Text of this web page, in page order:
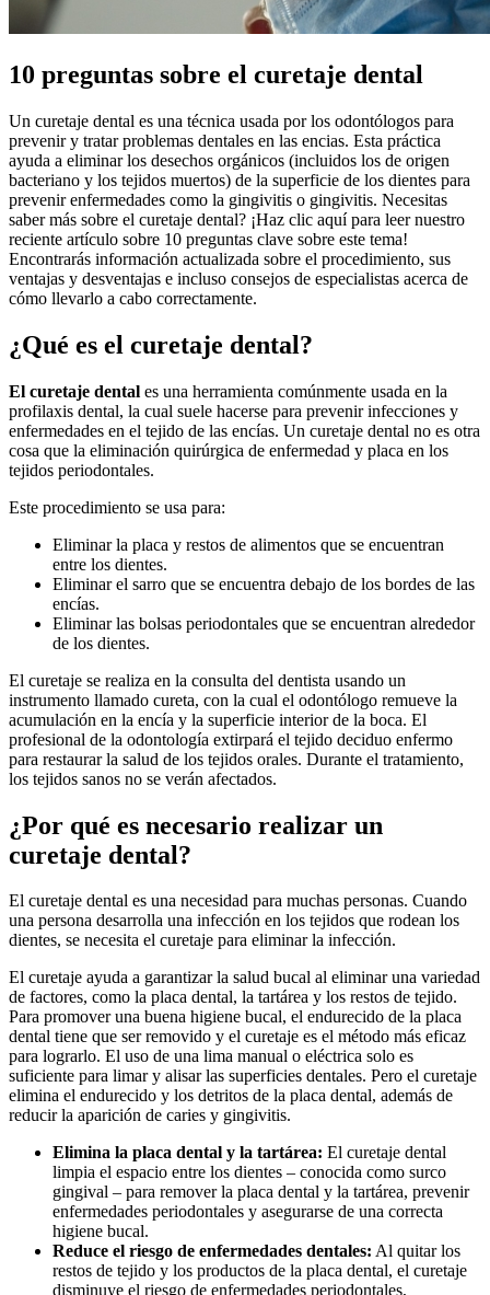
10 preguntas sobre el curetaje dental
Un curetaje dental es una técnica usada por los odontólogos para
prevenir y tratar problemas dentales en las encias. Esta práctica
ayuda a eliminar los desechos orgánicos (incluidos los de origen
bacteriano y los tejidos muertos) de la superficie de los dientes para
prevenir enfermedades como la gingivitis o gingivitis. Necesitas
saber más sobre el curetaje dental? ¡Haz clic aquí para leer nuestro
reciente artículo sobre 10 preguntas clave sobre este tema!
Encontrarás información actualizada sobre el procedimiento, sus
ventajas y desventajas e incluso consejos de especialistas acerca de
cómo llevarlo a cabo correctamente.
¿Qué es el curetaje dental?
El curetaje dental es una herramienta comúnmente usada en la
profilaxis dental, la cual suele hacerse para prevenir infecciones y
enfermedades en el tejido de las encías. Un curetaje dental no es otra
cosa que la eliminación quirúrgica de enfermedad y placa en los
tejidos periodontales.
Este procedimiento se usa para:
Eliminar la placa y restos de alimentos que se encuentran
entre los dientes.
Eliminar el sarro que se encuentra debajo de los bordes de las
encías.
Eliminar las bolsas periodontales que se encuentran alrededor
de los dientes.
El curetaje se realiza en la consulta del dentista usando un
instrumento llamado cureta, con la cual el odontólogo remueve la
acumulación en la encía y la superficie interior de la boca. El
profesional de la odontología extirpará el tejido deciduo enfermo
para restaurar la salud de los tejidos orales. Durante el tratamiento,
los tejidos sanos no se verán afectados.
¿Por qué es necesario realizar un
curetaje dental?
El curetaje dental es una necesidad para muchas personas. Cuando
una persona desarrolla una infección en los tejidos que rodean los
dientes, se necesita el curetaje para eliminar la infección.
El curetaje ayuda a garantizar la salud bucal al eliminar una variedad
de factores, como la placa dental, la tartárea y los restos de tejido.
Para promover una buena higiene bucal, el endurecido de la placa
dental tiene que ser removido y el curetaje es el método más eficaz
para lograrlo. El uso de una lima manual o eléctrica solo es
suficiente para limar y alisar las superficies dentales. Pero el curetaje
elimina el endurecido y los detritos de la placa dental, además de
reducir la aparición de caries y gingivitis.
Elimina la placa dental y la tartárea: El curetaje dental
limpia el espacio entre los dientes – conocida como surco
gingival – para remover la placa dental y la tartárea, prevenir
enfermedades periodontales y asegurarse de una correcta
higiene bucal.
Reduce el riesgo de enfermedades dentales: Al quitar los
restos de tejido y los productos de la placa dental, el curetaje
disminuye el riesgo de enfermedades periodontales,